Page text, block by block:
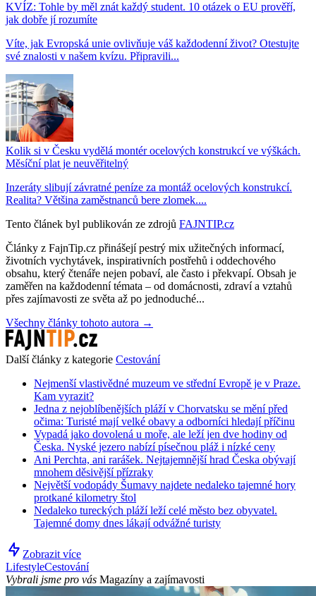
KVÍZ: Tohle by měl znát každý student. 10 otázek o EU prověří,
jak dobře jí rozumíte
Víte, jak Evropská unie ovlivňuje váš každodenní život? Otestujte
své znalosti v našem kvízu. Připravili...
Kolik si v Česku vydělá montér ocelových konstrukcí ve výškách.
Měsíční plat je neuvěřitelný
Inzeráty slibují závratné peníze za montáž ocelových konstrukcí.
Realita? Většina zaměstnanců bere zlomek....
Tento článek byl publikován ze zdrojů FAJNTIP.cz
Články z FajnTip.cz přinášejí pestrý mix užitečných informací,
životních vychytávek, inspirativních postřehů i oddechového
obsahu, který čtenáře nejen pobaví, ale často i překvapí. Obsah je
zaměřen na každodenní témata – od domácnosti, zdraví a vztahů
přes zajímavosti ze světa až po jednoduché...
Všechny články tohoto autora →
Další články z kategorie Cestování
Nejmenší vlastivědné muzeum ve střední Evropě je v Praze.
Kam vyrazit?
Jedna z nejoblíbenějších pláží v Chorvatsku se mění před
očima: Turisté mají velké obavy a odborníci hledají příčinu
Vypadá jako dovolená u moře, ale leží jen dve hodiny od
Česka. Nyské jezero nabízí písečnou pláž i nízké ceny
Ani Perchta, ani rarášek. Nejtajemnější hrad Česka obývají
mnohem děsivější přízraky
Největší vodopády Šumavy najdete nedaleko tajemné hory
protkané kilometry štol
Nedaleko tureckých pláží leží celé město bez obyvatel.
Tajemné domy dnes lákají odvážné turisty
Zobrazit více
LifestyleCestování
Vybrali jsme pro vás Magazíny a zajímavosti